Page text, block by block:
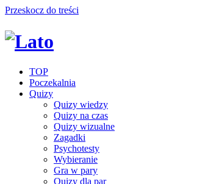
Przeskocz do treści
TOP
Poczekalnia
Quizy
Quizy wiedzy
Quizy na czas
Quizy wizualne
Zagadki
Psychotesty
Wybieranie
Gra w pary
Quizy dla par